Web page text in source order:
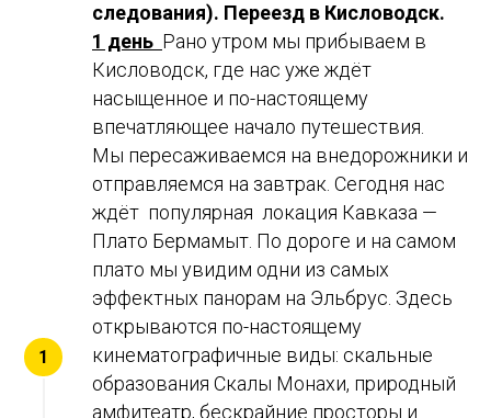
следования). Переезд в Кисловодск.
1 день Рано утром мы прибываем в
Кисловодск, где нас уже ждёт
насыщенное и по-настоящему
впечатляющее начало путешествия.
Мы пересаживаемся на внедорожники и
отправляемся на завтрак. Сегодня нас
ждёт популярная локация Кавказа —
Плато Бермамыт. По дороге и на самом
плато мы увидим одни из самых
эффектных панорам на Эльбрус. Здесь
открываются по-настоящему
кинематографичные виды: скальные
образования Скалы Монахи, природный
амфитеатр, бескрайние просторы и